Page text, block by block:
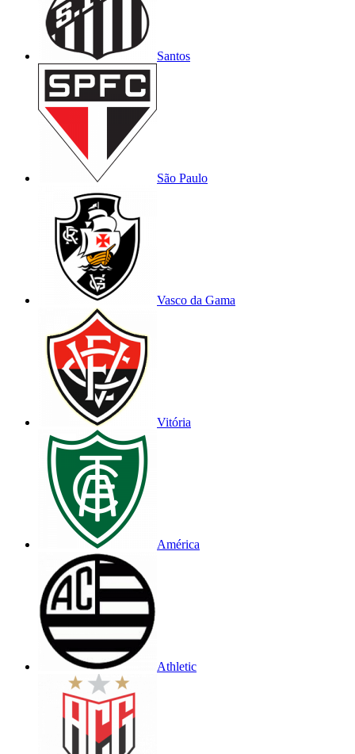
Santos
São Paulo
Vasco da Gama
Vitória
América
Athletic